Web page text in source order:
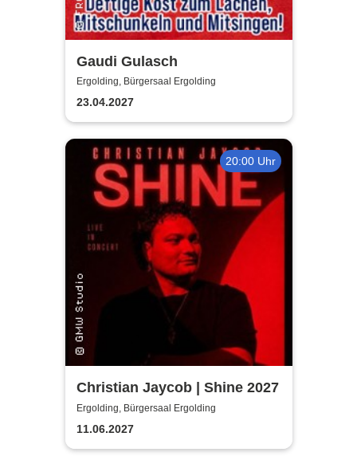
Gaudi Gulasch
Ergolding, Bürgersaal Ergolding
23.04.2027
20:00 Uhr
Christian Jaycob | Shine 2027
Ergolding, Bürgersaal Ergolding
11.06.2027